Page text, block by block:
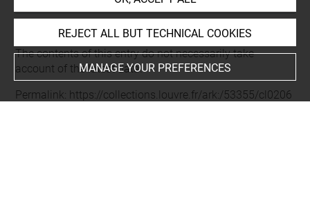
Last updated on 21.10.2025
The contents of this entry do not necessarily take
account of the latest data.
Permalink: https://collections.louvre.fr/ark:/53355/cl0206
REJECT ALL BUT TECHNICAL COOKIES
MANAGE YOUR PREFERENCES